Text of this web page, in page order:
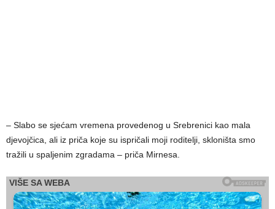
– Slabo se sjećam vremena provedenog u Srebrenici kao mala
djevojčica, ali iz priča koje su ispričali moji roditelji, skloništa smo
tražili u spaljenim zgradama – priča Mirnesa.